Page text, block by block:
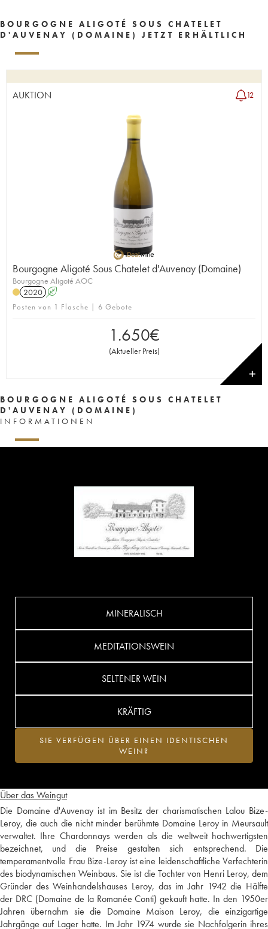
BOURGOGNE ALIGOTÉ SOUS CHATELET
D'AUVENAY (DOMAINE) JETZT ERHÄLTLICH
AUKTION 12
Bourgogne Aligoté Sous Chatelet d'Auvenay (Domaine)
Bourgogne Aligoté AOC
2020 A
Posten von 1 Flasche | 6 Gebote
1.650€
(Aktueller Preis)
✕
BOURGOGNE ALIGOTÉ SOUS CHATELET
D'AUVENAY (DOMAINE)
INFORMATIONEN
Über das Weingut
Die Domaine d'Auvenay ist im Besitz der charismatischen Lalou Bize-
Leroy, die auch die nicht minder berühmte Domaine Leroy in Meursault
verwaltet. Ihre Chardonnays werden als die weltweit hochwertigsten
bezeichnet, und die Preise gestalten sich entsprechend. Die
temperamentvolle Frau Bize-Leroy ist eine leidenschaftliche Verfechterin
des biodynamischen Weinbaus. Sie ist die Tochter von Henri Leroy, dem
Gründer des Weinhandelshauses Leroy, das im Jahr 1942 die Hälfte
der DRC (Domaine de la Romanée Conti) gekauft hatte. In den 1950er
Jahren übernahm sie die Domaine Maison Leroy, die einzigartige
Jahrgänge auf Lager hatte. Im Jahr 1974 wurde sie Nachfolgerin ihres
MINERALISCH
MEDITATIONSWEIN
SELTENER WEIN
KRÄFTIG
SIE VERFÜGEN ÜBER EINEN IDENTISCHEN
WEIN?